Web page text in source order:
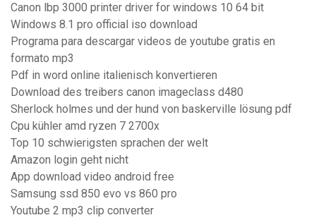
Canon lbp 3000 printer driver for windows 10 64 bit
Windows 8.1 pro official iso download
Programa para descargar videos de youtube gratis en
formato mp3
Pdf in word online italienisch konvertieren
Download des treibers canon imageclass d480
Sherlock holmes und der hund von baskerville lösung pdf
Cpu kühler amd ryzen 7 2700x
Top 10 schwierigsten sprachen der welt
Amazon login geht nicht
App download video android free
Samsung ssd 850 evo vs 860 pro
Youtube 2 mp3 clip converter